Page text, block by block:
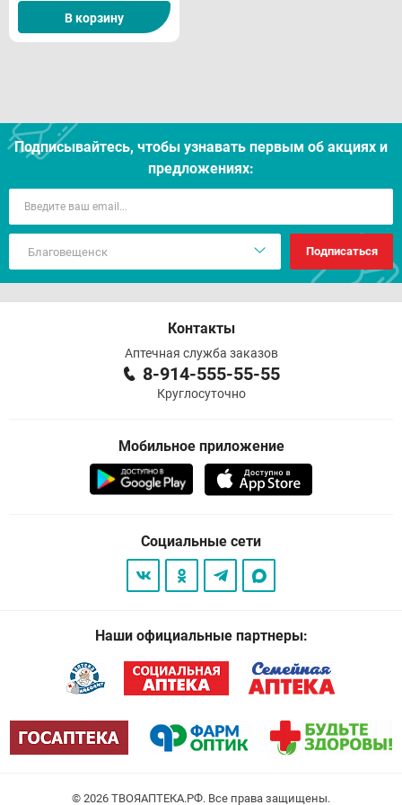
Отпуск из аптек
В корзину
Подписывайтесь, чтобы узнавать первым об акцияx и
предложениях:
Подписаться
Контакты
Аптечная служба заказов
8-914-555-55-55
Круглосуточно
Мобильное приложение
Социальные сети
Наши официальные партнеры:
© 2026 . Все права защищены.